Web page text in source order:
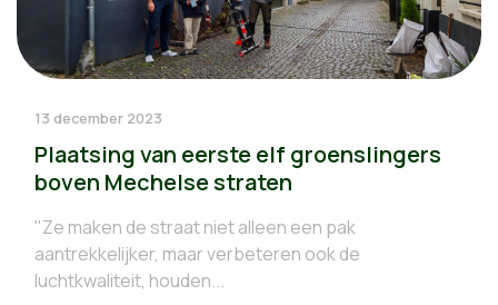
13 december 2023
Plaatsing van eerste elf groenslingers
boven Mechelse straten
"Ze maken de straat niet alleen een pak
aantrekkelijker, maar verbeteren ook de
luchtkwaliteit, houden...